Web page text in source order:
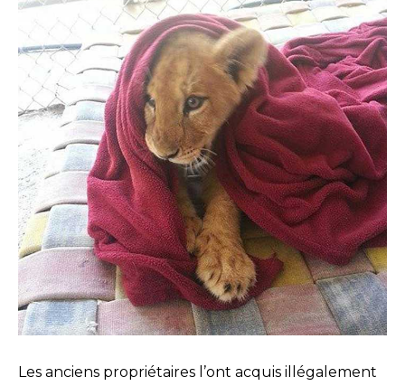
Les anciens propriétaires l’ont acquis illégalement